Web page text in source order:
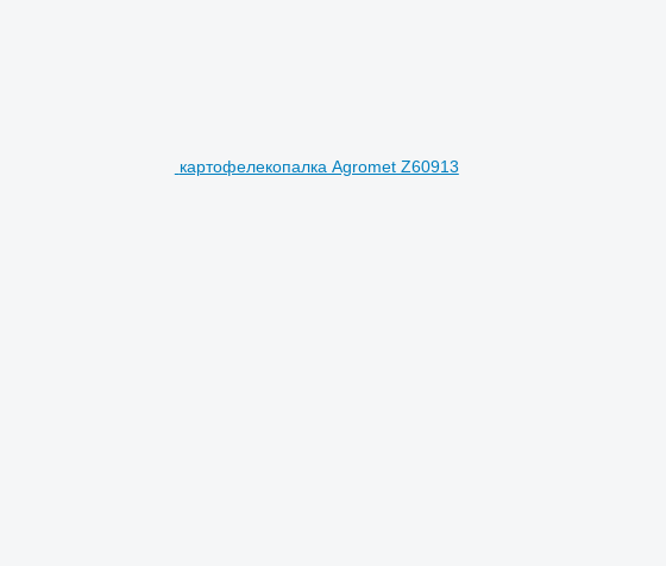
картофелекопалка Agromet Z60913